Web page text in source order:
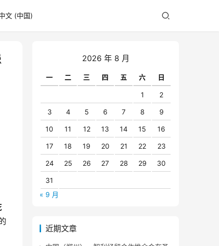
文 (中国)
2026 年 8 月
一 二 三 四 五 六 日
1 2
3 4 5 6 7 8 9
10 11 12 13 14 15 16
17 18 19 20 21 22 23
24 25 26 27 28 29 30
31
« 9 月
近期文章